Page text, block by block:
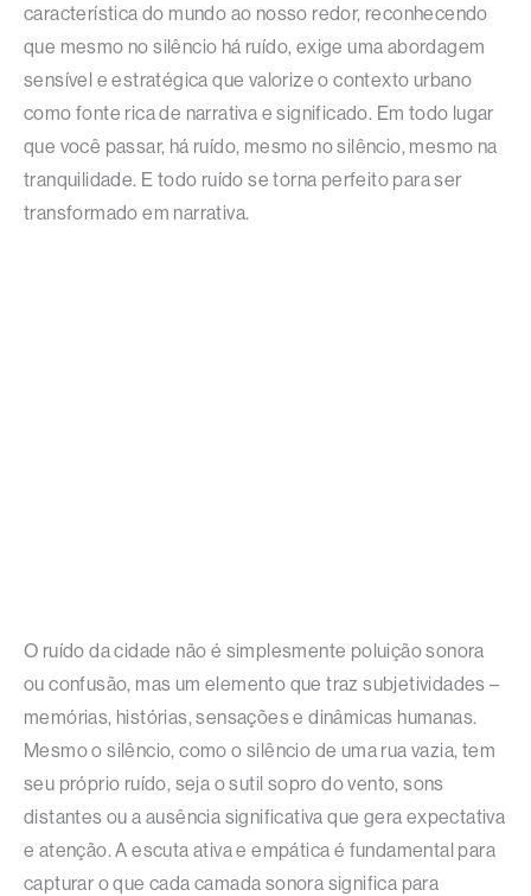
característica do mundo ao nosso redor, reconhecendo
que mesmo no silêncio há ruído, exige uma abordagem
sensível e estratégica que valorize o contexto urbano
como fonte rica de narrativa e significado. Em todo lugar
que você passar, há ruído, mesmo no silêncio, mesmo na
tranquilidade. E todo ruído se torna perfeito para ser
transformado em narrativa.
O ruído da cidade não é simplesmente poluição sonora
ou confusão, mas um elemento que traz subjetividades –
memórias, histórias, sensações e dinâmicas humanas.
Mesmo o silêncio, como o silêncio de uma rua vazia, tem
seu próprio ruído, seja o sutil sopro do vento, sons
distantes ou a ausência significativa que gera expectativa
e atenção. A escuta ativa e empática é fundamental para
capturar o que cada camada sonora significa para